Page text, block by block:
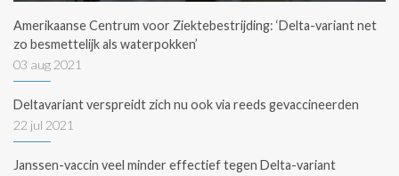
Amerikaanse Centrum voor Ziektebestrijding: ‘Delta-variant net
zo besmettelijk als waterpokken’
03 aug 2021
Deltavariant verspreidt zich nu ook via reeds gevaccineerden
22 jul 2021
Janssen-vaccin veel minder effectief tegen Delta-variant